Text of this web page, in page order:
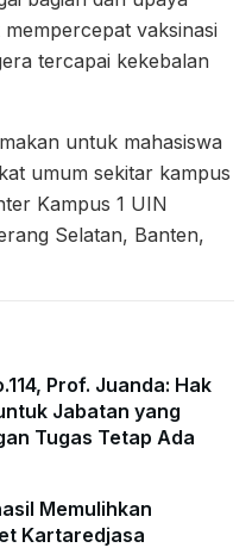
vaksinasi
tercapai kekebalan
untuk mahasiswa
umum sekitar kampus
Kampus 1 UIN
Selatan, Banten,
Prof. Juanda: Hak
Jabatan yang
Tugas Tetap Ada
Memulihkan
Kartaredjasa